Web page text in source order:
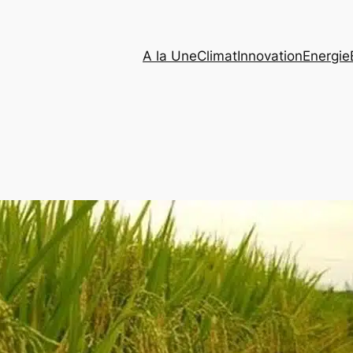
A la UneClimatInnovationEnergie